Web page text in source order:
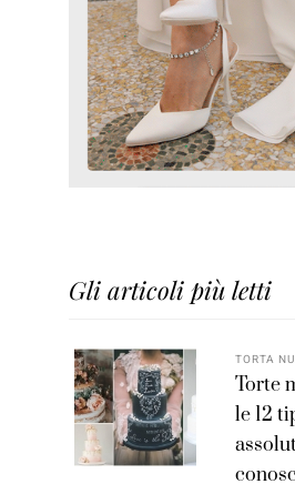
Gli articoli più letti
TORTA
Torte
le 12